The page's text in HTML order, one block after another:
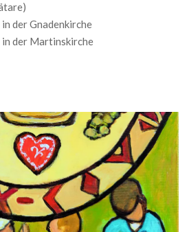
der Gnadenkirche
der Martinskirche